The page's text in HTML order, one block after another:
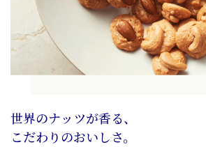
世界のナッツが香る、
こだわりのおいしさ。